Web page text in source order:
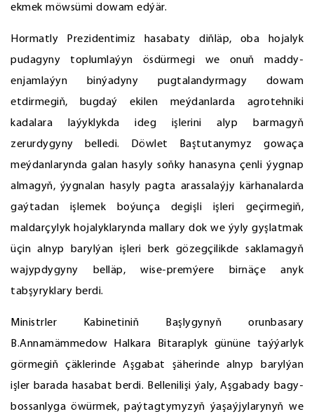
ekmek möwsümi dowam edýär.
Hormatly Prezidentimiz hasabaty diňläp, oba hojalyk
pudagyny toplumlaýyn ösdürmegi we onuň maddy-
enjamlaýyn binýadyny pugtalandyrmagy dowam
etdirmegiň, bugdaý ekilen meýdanlarda agrotehniki
kadalara laýyklykda ideg işlerini alyp barmagyň
zerurdygyny belledi. Döwlet Baştutanymyz gowaça
meýdanlarynda galan hasyly soňky hanasyna çenli ýygnap
almagyň, ýygnalan hasyly pagta arassalaýjy kärhanalarda
gaýtadan işlemek boýunça degişli işleri geçirmegiň,
maldarçylyk hojalyklarynda mallary dok we ýyly gyşlatmak
üçin alnyp barylýan işleri berk gözegçilikde saklamagyň
wajypdygyny belläp, wise-premýere birnäçe anyk
tabşyryklary berdi.
Ministrler Kabinetiniň Başlygynyň orunbasary
B.Annamämmedow Halkara Bitaraplyk gününe taýýarlyk
görmegiň çäklerinde Aşgabat şäherinde alnyp barylýan
işler barada hasabat berdi. Bellenilişi ýaly, Aşgabady bagy-
bossanlyga öwürmek, paýtagtymyzyň ýaşaýjylarynyň we